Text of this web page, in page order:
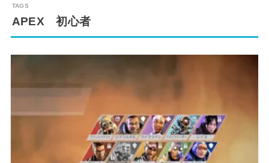
APEX 初心者